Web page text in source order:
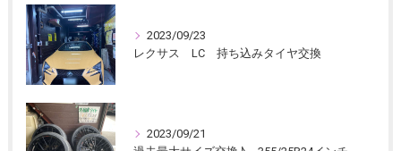
2023/09/23
レクサス LC 持ち込みタイヤ交換
2023/09/21